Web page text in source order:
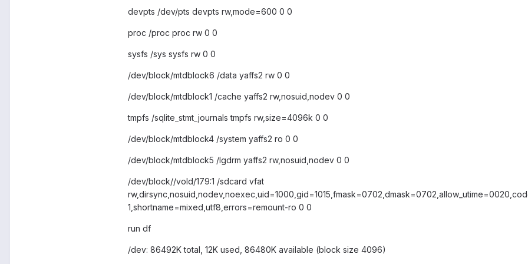
devpts /dev/pts devpts rw,mode=600 0 0
proc /proc proc rw 0 0
sysfs /sys sysfs rw 0 0
/dev/block/mtdblock6 /data yaffs2 rw 0 0
/dev/block/mtdblock1 /cache yaffs2 rw,nosuid,nodev 0 0
tmpfs /sqlite_stmt_journals tmpfs rw,size=4096k 0 0
/dev/block/mtdblock4 /system yaffs2 ro 0 0
/dev/block/mtdblock5 /lgdrm yaffs2 rw,nosuid,nodev 0 0
/dev/block//vold/179:1 /sdcard vfat
1,shortname=mixed,utf8,errors=remount-ro 0 0
run df
/dev: 86492K total, 12K used, 86480K available (block size 4096)